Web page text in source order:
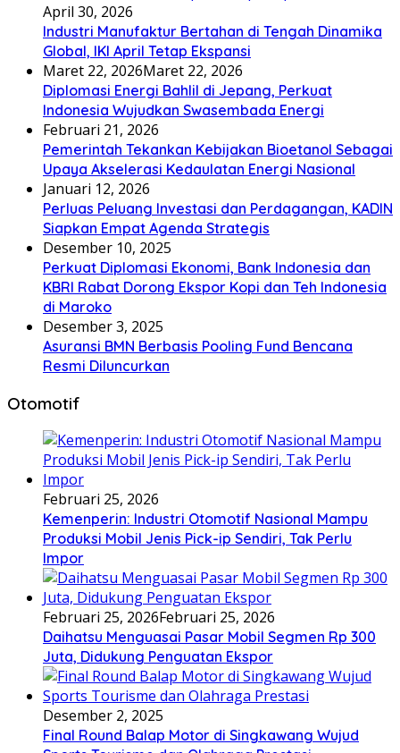
April 30, 2026
Industri Manufaktur Bertahan di Tengah Dinamika
Global, IKI April Tetap Ekspansi
Maret 22, 2026Maret 22, 2026
Diplomasi Energi Bahlil di Jepang, Perkuat
Indonesia Wujudkan Swasembada Energi
Februari 21, 2026
Pemerintah Tekankan Kebijakan Bioetanol Sebagai
Upaya Akselerasi Kedaulatan Energi Nasional
Januari 12, 2026
Perluas Peluang Investasi dan Perdagangan, KADIN
Siapkan Empat Agenda Strategis
Desember 10, 2025
Perkuat Diplomasi Ekonomi, Bank Indonesia dan
KBRI Rabat Dorong Ekspor Kopi dan Teh Indonesia
di Maroko
Desember 3, 2025
Asuransi BMN Berbasis Pooling Fund Bencana
Resmi Diluncurkan
Otomotif
Februari 25, 2026
Kemenperin: Industri Otomotif Nasional Mampu
Produksi Mobil Jenis Pick-ip Sendiri, Tak Perlu
Impor
Februari 25, 2026Februari 25, 2026
Daihatsu Menguasai Pasar Mobil Segmen Rp 300
Juta, Didukung Penguatan Ekspor
Desember 2, 2025
Final Round Balap Motor di Singkawang Wujud